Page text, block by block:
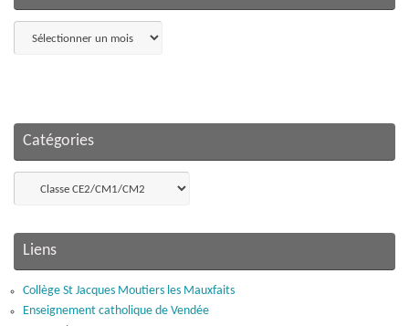
Catégories
Liens
Collège St Jacques Moutiers les Mauxfaits
Enseignement catholique de Vendée